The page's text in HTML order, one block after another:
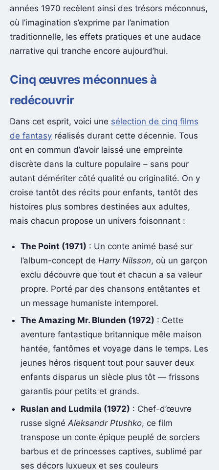
années 1970 recèlent ainsi des trésors méconnus,
où l’imagination s’exprime par l’animation
traditionnelle, les effets pratiques et une audace
narrative qui tranche encore aujourd’hui.
Cinq œuvres méconnues à
redécouvrir
Dans cet esprit, voici une sélection de cinq films
de fantasy réalisés durant cette décennie. Tous
ont en commun d’avoir laissé une empreinte
discrète dans la culture populaire – sans pour
autant démériter côté qualité ou originalité. On y
croise tantôt des récits pour enfants, tantôt des
histoires plus sombres destinées aux adultes,
mais chacun propose un univers foisonnant :
The Point (1971) : Un conte animé basé sur
l’album-concept de Harry Nilsson, où un garçon
exclu découvre que tout et chacun a sa valeur
propre. Porté par des chansons entêtantes et
un message humaniste intemporel.
The Amazing Mr. Blunden (1972) : Cette
aventure fantastique britannique mêle maison
hantée, fantômes et voyage dans le temps. Les
jeunes héros risquent tout pour sauver deux
enfants disparus un siècle plus tôt — frissons
garantis pour petits et grands.
Ruslan and Ludmila (1972) : Chef-d’œuvre
russe signéAleksandr Ptushko, ce film
transpose un conte épique peuplé de sorciers
barbus et de princesses captives, sublimé par
ses décors luxueux et ses couleurs